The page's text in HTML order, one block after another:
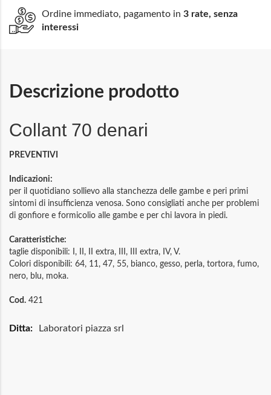
Ordine immediato, pagamento in 3 rate, senza
interessi
Descrizione prodotto
Collant 70 denari
PREVENTIVI
Indicazioni:
per il quotidiano sollievo alla stanchezza delle gambe e peri primi
sintomi di insufficienza venosa. Sono consigliati anche per problemi
di gonfiore e formicolio alle gambe e per chi lavora in piedi.
Caratteristiche:
taglie disponibili: I, II, II extra, III, III extra, IV, V.
Colori disponibili: 64, 11, 47, 55, bianco, gesso, perla, tortora, fumo,
nero, blu, moka.
Cod. 421
MaggioriLaboratori piazza srl